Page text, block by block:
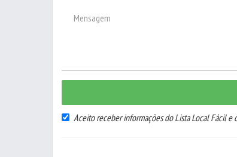
Aceito receber informações do Lista Local Fácil e